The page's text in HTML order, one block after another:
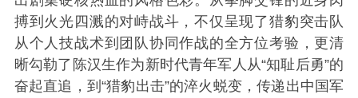
搏到火光四溅的对峙战斗，不仅呈现了猎豹突击队
从个人技战术到团队协同作战的全方位考验，更清
晰勾勒了陈汉生作为新时代青年军人从“知耻后勇”的
奋起直追，到“猎豹出击”的淬火蜕变，传递出中国军